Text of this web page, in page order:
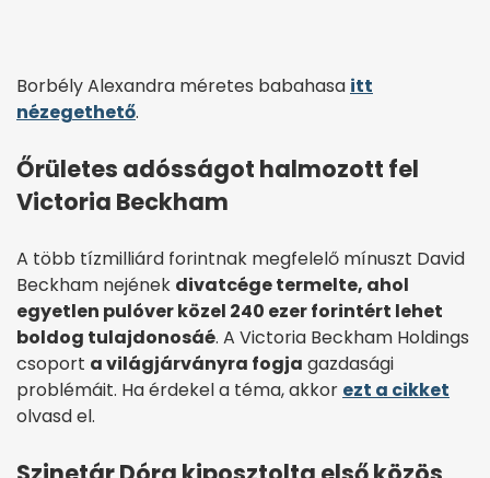
Borbély Alexandra méretes babahasa itt
nézegethető.
Őrületes adósságot halmozott fel
Victoria Beckham
A több tízmilliárd forintnak megfelelő mínuszt David
Beckham nejének divatcége termelte, ahol
egyetlen pulóver közel 240 ezer forintért lehet
boldog tulajdonosáé. A Victoria Beckham Holdings
csoport a világjárványra fogja gazdasági
problémáit. Ha érdekel a téma, akkor ezt a cikket
olvasd el.